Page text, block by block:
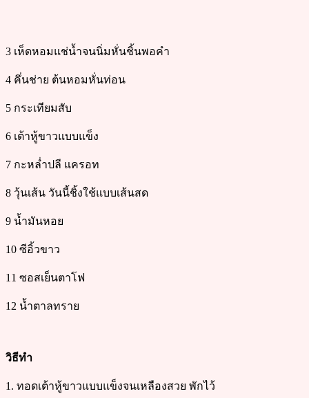
3 เห็ดหอมแช่น้ำจนนิ่มหั่นชิ้นพอคำ
4 คึ่นช่าย ต้นหอมหั่นท่อน
5 กระเทียมสับ
6 เต้าหู้ขาวแบบแข็ง
7 กะหล่ำปลี แครอท
8 วุ้นเส้น วันนี้ชิ้งใช้แบบเส้นสด
9 น้ำมันหอย
10 ซีอิ้วขาว
11 ซอสเย็นตาโฟ
12 น้ำตาลทราย
วิธีทำ
1. ทอดเต้าหู้ขาวแบบแข็งจนเหลืองสวย พักไว้